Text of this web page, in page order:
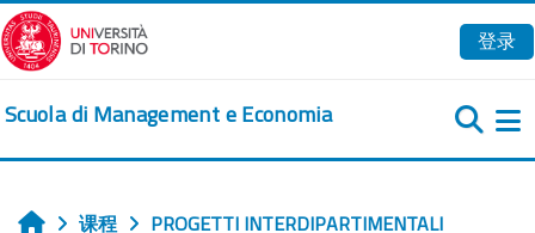
跳到主要内容
登录
Scuola di Management e Economia
首页课程
PROGETTI INTERDIPARTIMENTALI